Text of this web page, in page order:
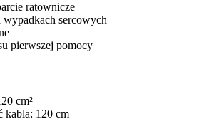
ratownicze
wypadkach sercowych
pierwszej pomocy
cm²
kabla: 120 cm